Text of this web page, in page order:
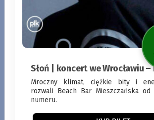
Słoń | koncert we Wrocławiu
Mroczny klimat, ciężkie bity i
rozwali Beach Bar Mieszczańska od
numeru.